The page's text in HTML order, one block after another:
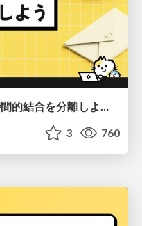
メッセージングを利用して時間的結合を分離しよう #phperkaigi
3 760